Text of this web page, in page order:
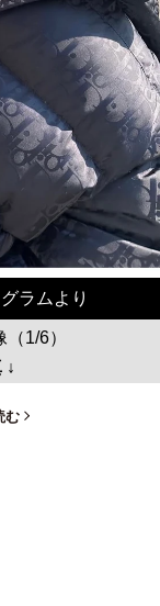
ラムより
1/6）
↓
む